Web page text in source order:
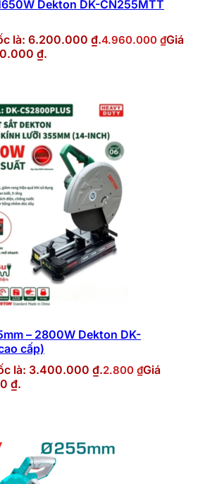
Dekton DK-CN255MTT
là: 6.200.000 ₫.4.960.000 ₫Giá
₫.
– 2800W Dekton DK-
cấp)
là: 3.400.000 ₫.2.800 ₫Giá
₫.